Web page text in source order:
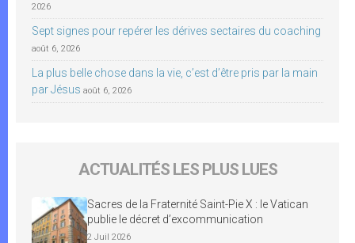
2026
Sept signes pour repérer les dérives sectaires du coaching
août 6, 2026
La plus belle chose dans la vie, c’est d’être pris par la main
par Jésus août 6, 2026
ACTUALITÉS LES PLUS LUES
Sacres de la Fraternité Saint-Pie X : le Vatican
publie le décret d’excommunication
2 Juil 2026